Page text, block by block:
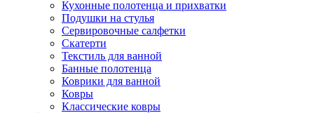
Кухонные полотенца и прихватки
Подушки на стулья
Сервировочные салфетки
Скатерти
Текстиль для ванной
Банные полотенца
Коврики для ванной
Ковры
Классические ковры